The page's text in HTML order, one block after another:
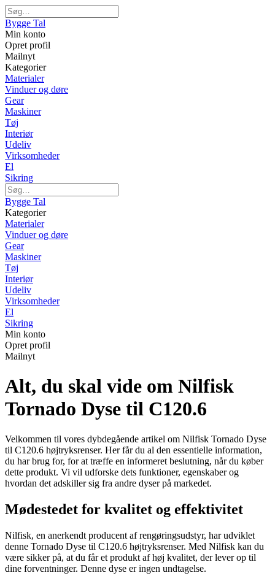
Bygge Tal
Min konto
Opret profil
Mailnyt
Kategorier
Materialer
Vinduer og døre
Gear
Maskiner
Tøj
Interiør
Udeliv
Virksomheder
El
Sikring
Bygge Tal
Kategorier
Materialer
Vinduer og døre
Gear
Maskiner
Tøj
Interiør
Udeliv
Virksomheder
El
Sikring
Min konto
Opret profil
Mailnyt
Alt, du skal vide om Nilfisk
Tornado Dyse til C120.6
Velkommen til vores dybdegående artikel om Nilfisk Tornado Dyse
til C120.6 højtryksrenser. Her får du al den essentielle information,
du har brug for, for at træffe en informeret beslutning, når du køber
dette produkt. Vi vil udforske dets funktioner, egenskaber og
hvordan det adskiller sig fra andre dyser på markedet.
Mødestedet for kvalitet og effektivitet
Nilfisk, en anerkendt producent af rengøringsudstyr, har udviklet
denne Tornado Dyse til C120.6 højtryksrenser. Med Nilfisk kan du
være sikker på, at du får et produkt af høj kvalitet, der lever op til
dine forventninger. Denne dyse er ingen undtagelse.